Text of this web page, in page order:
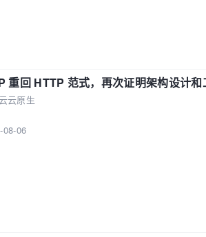
重回 HTTP 范式，再次证明架构设计
云原生
08-06